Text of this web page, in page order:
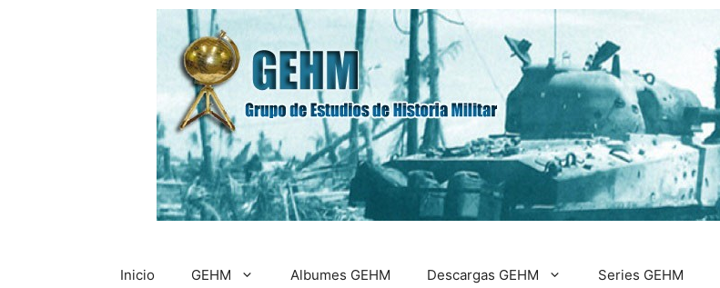
Inicio GEHM Albumes GEHM Descargas GEHM Series GEHM